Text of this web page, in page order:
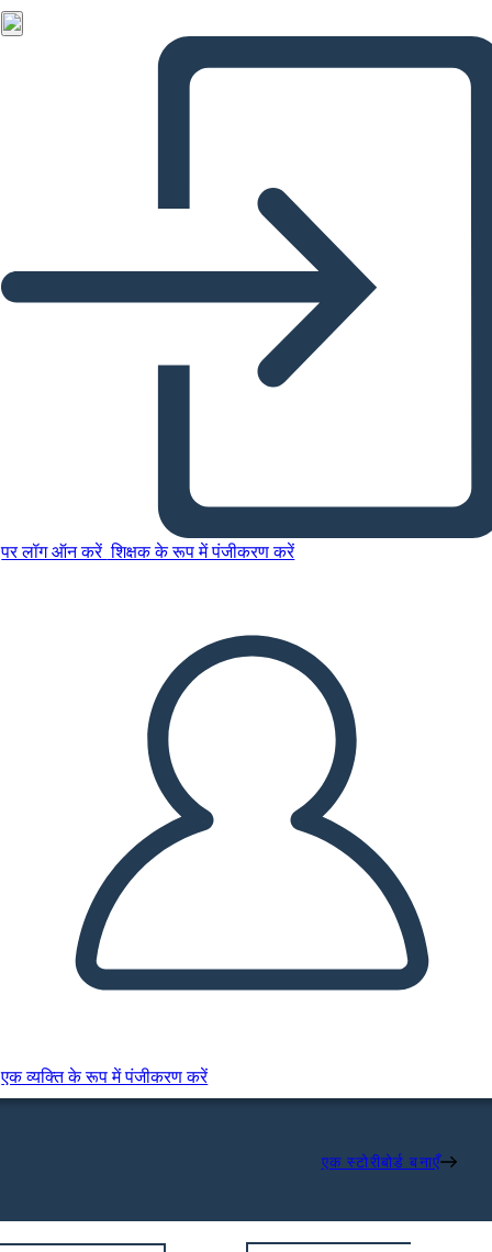
पर लॉग ऑन करें शिक्षक के रूप में पंजीकरण करें
एक व्यक्ति के रूप में पंजीकरण करें
एक स्टोरीबोर्ड बनाएँ